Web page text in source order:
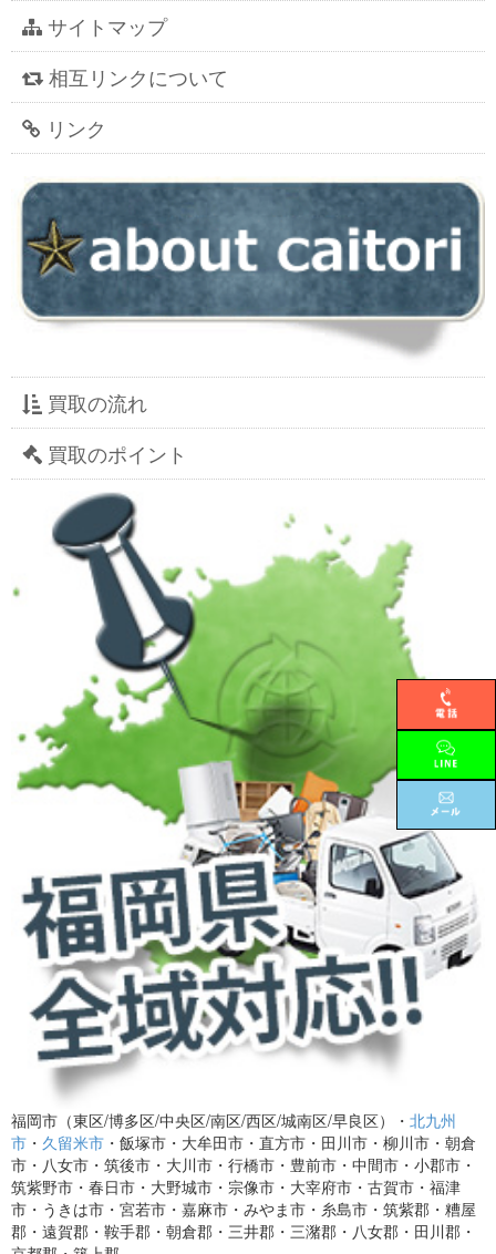
サイトマップ
相互リンクについて
リンク
買取の流れ
買取のポイント
福岡市（東区/博多区/中央区/南区/西区/城南区/早良区）・ 北九州
市 ・ 久留米市 ・飯塚市・大牟田市・直方市・田川市・柳川市・朝倉
市・八女市・筑後市・大川市・行橋市・豊前市・中間市・小郡市・
筑紫野市・春日市・大野城市・宗像市・大宰府市・古賀市・福津
市・うきは市・宮若市・嘉麻市・みやま市・糸島市・筑紫郡・糟屋
郡・遠賀郡・鞍手郡・朝倉郡・三井郡・三潴郡・八女郡・田川郡・